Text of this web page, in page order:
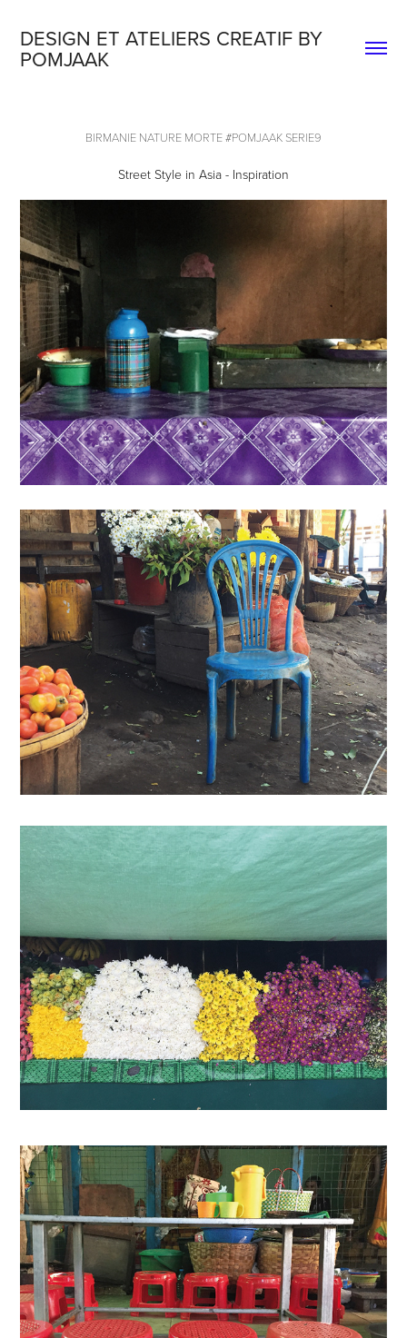
DESIGN ET ATELIERS CREATIF BY
POMJAAK
BIRMANIE NATURE MORTE #POMJAAK SERIE9
Street Style in Asia - Inspiration